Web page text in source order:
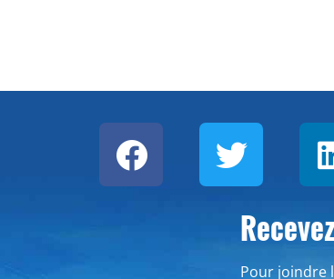
Pour joindre